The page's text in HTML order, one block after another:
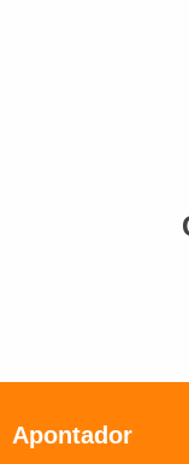
Apontador